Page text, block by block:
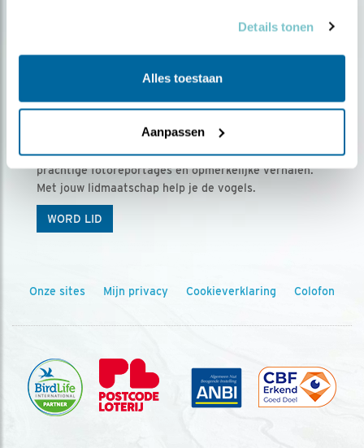
Details tonen
Alles toestaan
Aanpassen
Ontvang 5 x Vogels voor € 36,00 per jaar
Vogels is het tijdschrift voor onze leden, met
prachtige fotoreportages en opmerkelijke verhalen.
Met jouw lidmaatschap help je de vogels.
WORD LID
Onze sites Mijn privacy Cookieverklaring Colofon